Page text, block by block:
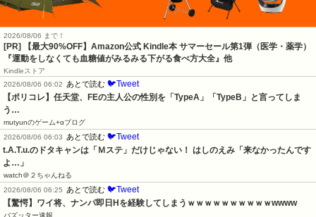
2026/08/06 まで！
[PR]
【最大90%OFF】Amazon公式 Kindle本 サマーセール第1弾（医学・薬学）
『運動をしなくても血糖値がみるみる下がる食べ方大全』他
Kindleストア
2026/08/06 06:02 あとで読む 🐦Tweet
【ポリコレ】任天堂、FEの主人公の性別を「TypeA」「TypeB」と言ってしま
う…
mutyunのゲーム+αブログ
2026/08/06 06:03 あとで読む 🐦Tweet
t.A.T.u.のドタキャンは「Ｍステ」だけじゃない！ はしのえみ「来なかったんです
よ…」
watch＠２ちゃんねる
2026/08/06 06:25 あとで読む 🐦Tweet
【驚愕】ワイ将、ナンパ即日Hを経験してしまうｗｗｗｗｗｗｗｗｗｗwwww